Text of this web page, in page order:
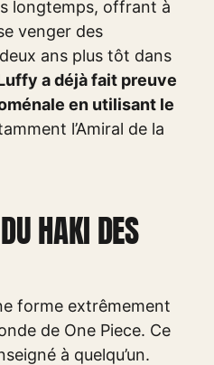
longtemps, offrant à
venger des
ans plus tôt dans
a déjà fait preuve
en utilisant le
l’Amiral de la
HAKI DES
forme extrêmement
de One Piece. Ce
à quelqu’un.